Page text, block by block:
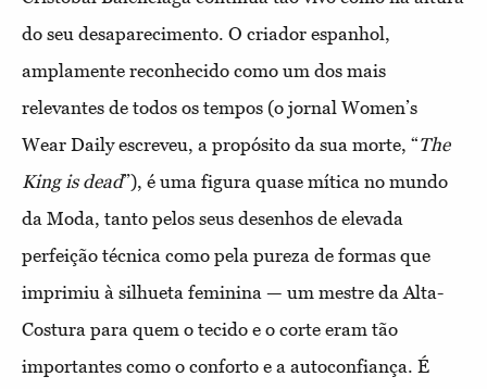
do seu desaparecimento. O criador espanhol,
amplamente reconhecido como um dos mais
relevantes de todos os tempos (o jornal Women’s
Wear Daily escreveu, a propósito da sua morte, “The
King is dead”), é uma figura quase mítica no mundo
da Moda, tanto pelos seus desenhos de elevada
perfeição técnica como pela pureza de formas que
imprimiu à silhueta feminina — um mestre da Alta-
Costura para quem o tecido e o corte eram tão
importantes como o conforto e a autoconfiança. É